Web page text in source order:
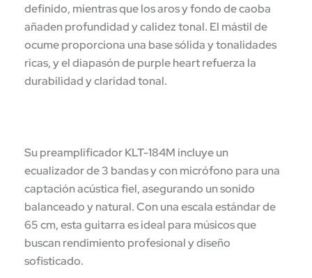
definido, mientras que los aros y fondo de caoba
añaden profundidad y calidez tonal. El mástil de
ocume proporciona una base sólida y tonalidades
ricas, y el diapasón de purple heart refuerza la
durabilidad y claridad tonal.
Su preamplificador KLT-184M incluye un
ecualizador de 3 bandas y con micrófono para una
captación acústica fiel, asegurando un sonido
balanceado y natural. Con una escala estándar de
65 cm, esta guitarra es ideal para músicos que
buscan rendimiento profesional y diseño
sofisticado.